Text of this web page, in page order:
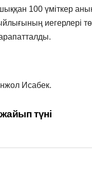
100 үміткер
иегерлері
Исабек.
түні